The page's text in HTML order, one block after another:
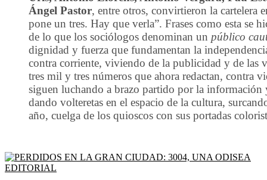
Ángel Pastor, entre otros, convirtieron la cartelera
pone un tres. Hay que verla”. Frases como esta se
de lo que los sociólogos denominan un público
dignidad y fuerza que fundamentan la
contra corriente, viviendo de la publicidad y de las
tres mil y tres números que ahora redactan, contra
siguen luchando a brazo partido por la
dando volteretas en el espacio de la cultura,
año, cuelga de los quioscos con sus portadas